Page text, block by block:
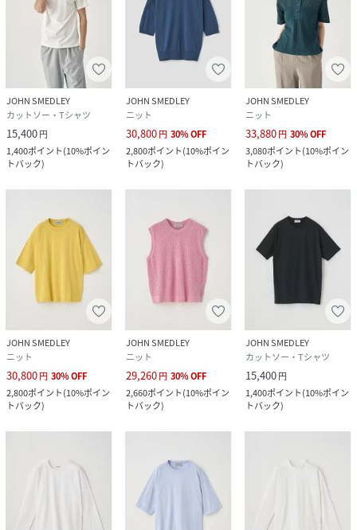
JOHN SMEDLEY
カットソー・Tシャツ
15,400円
1,400ポイント(10%ポイン
トバック)
JOHN SMEDLEY
ニット
30,800円 30%OFF
2,800ポイント(10%ポイン
トバック)
JOHN SMEDLEY
ニット
33,880円 30%OFF
3,080ポイント(10%ポイン
トバック)
JOHN SMEDLEY
ニット
30,800円 30%OFF
2,800ポイント(10%ポイン
トバック)
JOHN SMEDLEY
ニット
29,260円 30%OFF
2,660ポイント(10%ポイン
トバック)
JOHN SMEDLEY
カットソー・Tシャツ
15,400円
1,400ポイント(10%ポイン
トバック)